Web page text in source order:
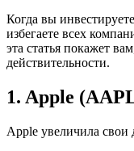
Когда вы
избегаете всех
эта статья покажет
действительности.
1. Apple
Apple увеличила